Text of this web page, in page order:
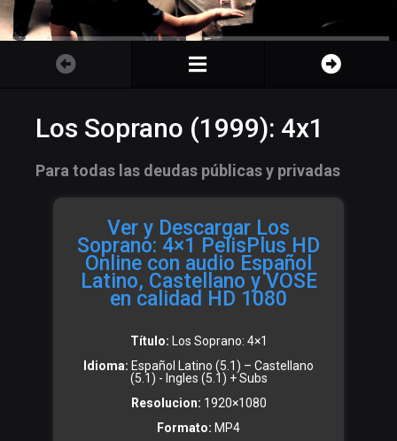
Los Soprano (1999): 4x1
Para todas las deudas públicas y privadas
Ver y Descargar Los
Soprano: 4×1 PelisPlus HD
Online con audio Español
Latino, Castellano y VOSE
en calidad HD 1080
Título: Los Soprano: 4×1
Idioma: Español Latino (5.1) – Castellano
(5.1) - Ingles (5.1) + Subs
Resolucion: 1920×1080
Formato: MP4